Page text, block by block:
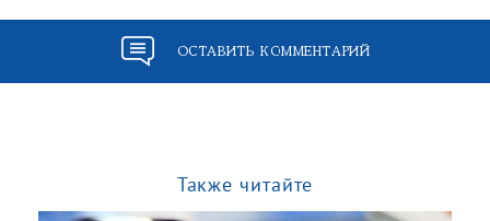
ОСТАВИТЬ КОММЕНТАРИЙ
Также читайте